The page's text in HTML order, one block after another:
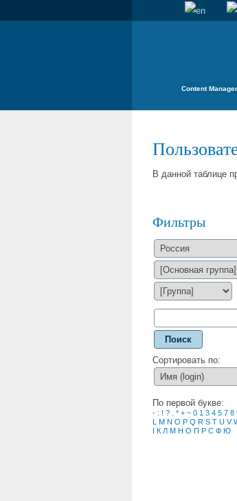
Content
В данной таблице
Фильтры
Поиск
Сортировать по:
По первой букве:
- : ! ? * + ~ 0 1 3 4 5 7 8
M N O P Q R S T U V
К Л М Н О П Р С Ф Ю